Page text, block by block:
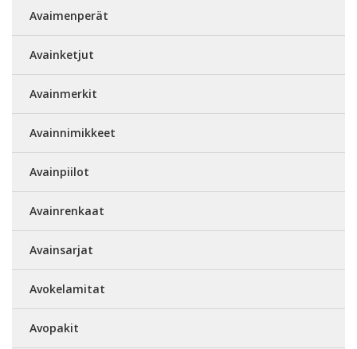
Avaimenperät
Avainketjut
Avainmerkit
Avainnimikkeet
Avainpiilot
Avainrenkaat
Avainsarjat
Avokelamitat
Avopakit